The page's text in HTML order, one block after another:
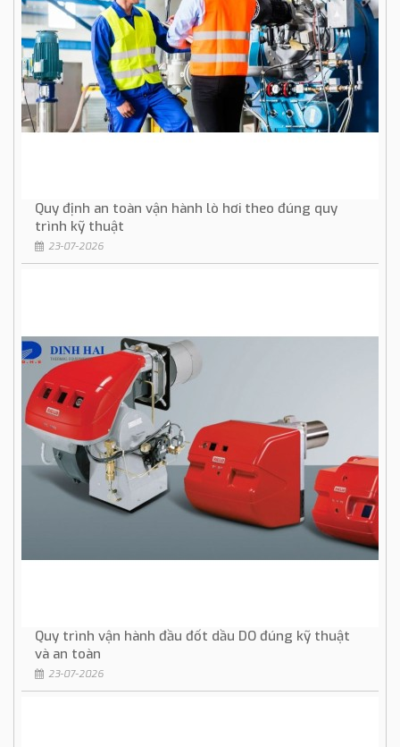
Quy định an toàn vận hành lò hơi theo đúng quy
trình kỹ thuật
23-07-2026
Quy trình vận hành đầu đốt dầu DO đúng kỹ thuật
và an toàn
23-07-2026